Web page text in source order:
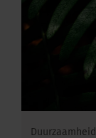
Duurzaamheid